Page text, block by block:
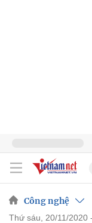
Công nghệ
thứ sáu, 20/11/2020